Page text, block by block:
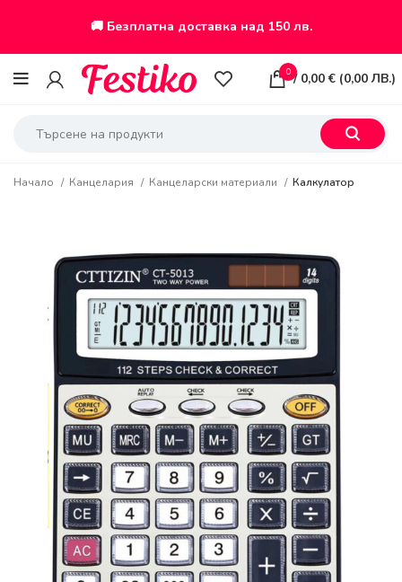
🚚 Безплатна доставка над 150 лв.
0 / 0,00€ (0,00 ЛВ.)
Начало Канцелария Канцеларски материали Калкулатор